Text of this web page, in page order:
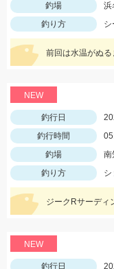
釣場
浜
釣り方
シ
NEW
釣行日
釣行時間
釣場
南
釣り方
シ
ジークRサーディ
NEW
釣行日